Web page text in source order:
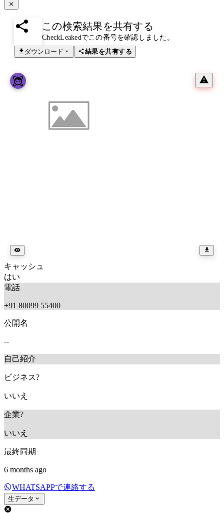
この検索結果を共有する
CheckLeakedでこの番号を確認しました。
ダウンロード
結果を共有する
キャッシュ
はい
電話
+91 80099 55400
公開名
--
自己紹介
ビジネス?
いいえ
企業?
いいえ
最終同期
6 months ago
WHATSAPPで連絡する
生データ